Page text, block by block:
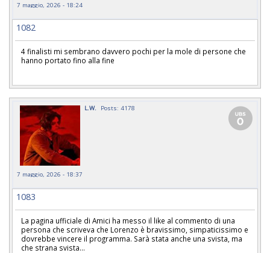
7 maggio, 2026 - 18:24
1082
4 finalisti mi sembrano davvero pochi per la mole di persone che
hanno portato fino alla fine
L.W. Posts: 4178
7 maggio, 2026 - 18:37
1083
La pagina ufficiale di Amici ha messo il like al commento di una
persona che scriveva che Lorenzo è bravissimo, simpaticissimo e
dovrebbe vincere il programma. Sarà stata anche una svista, ma
che strana svista...